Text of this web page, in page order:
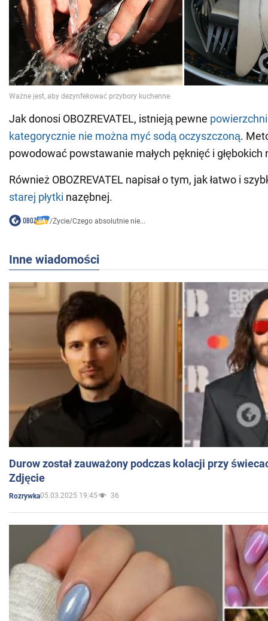
Jak donosi OBOZREVATEL, istnieją pewne
kategorycznie nie można myć sodą oczyszczoną.
powodować powstawanie małych pęknięć i głębokich
Również OBOZREVATEL napisał o tym, jak łatwo i
starej płytki nazębnej.
/Życie/Czego absolutnie nie...
Inne wiadomości
Durow został zauważony podczas kolacji przy
Zdjęcie
Rozrywka05.03.2025 19:45 36